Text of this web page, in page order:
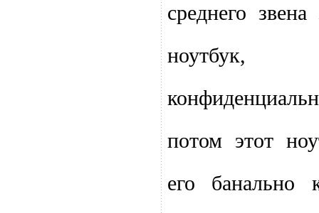
среднего
ноутбук,
потом этот
его банально